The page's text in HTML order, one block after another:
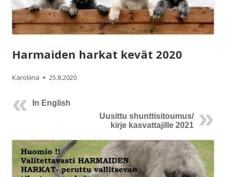
Harmaiden harkat kevät 2020
Kirjoittaja
Karoliina Julkaistu
25.8.2020
In English
Uusittu shunttisitoumus/
kirje kasvattajille 2021